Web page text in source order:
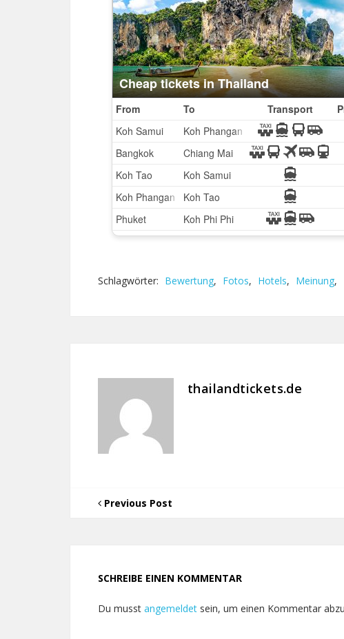
Schlagwörter: Bewertung, Fotos, Hotels, Meinung,
thailandtickets.de
Previous Post
SCHREIBE EINEN KOMMENTAR
Du musst angemeldet sein, um einen Kommentar